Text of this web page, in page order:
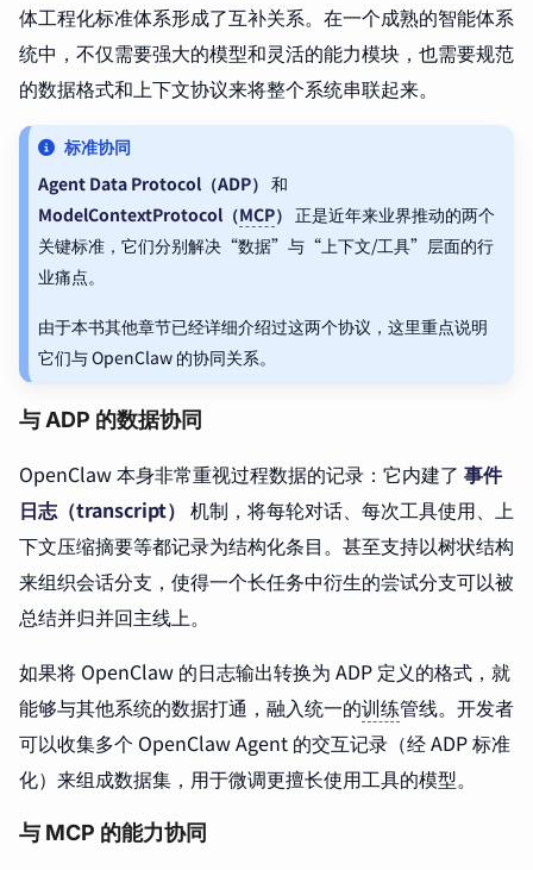
体工程化标准体系形成了互补关系。在一个成熟的智能体系
统中，不仅需要强大的模型和灵活的能力模块，也需要规范
的数据格式和上下文协议来将整个系统串联起来。
标准协同
Agent Data Protocol（ADP） 和
ModelContextProtocol（MCP） 正是近年来业界推动的两个
关键标准，它们分别解决“数据”与“上下文/工具”层面的行
业痛点。
由于本书其他章节已经详细介绍过这两个协议，这里重点说明
它们与 OpenClaw 的协同关系。
与 ADP 的数据协同
OpenClaw 本身非常重视过程数据的记录：它内建了 事件
日志（transcript） 机制，将每轮对话、每次工具使用、上
下文压缩摘要等都记录为结构化条目。甚至支持以树状结构
来组织会话分支，使得一个长任务中衍生的尝试分支可以被
总结并归并回主线上。
如果将 OpenClaw 的日志输出转换为 ADP 定义的格式，就
能够与其他系统的数据打通，融入统一的训练管线。开发者
可以收集多个 OpenClaw Agent 的交互记录（经 ADP 标准
化）来组成数据集，用于微调更擅长使用工具的模型。
与 MCP 的能力协同